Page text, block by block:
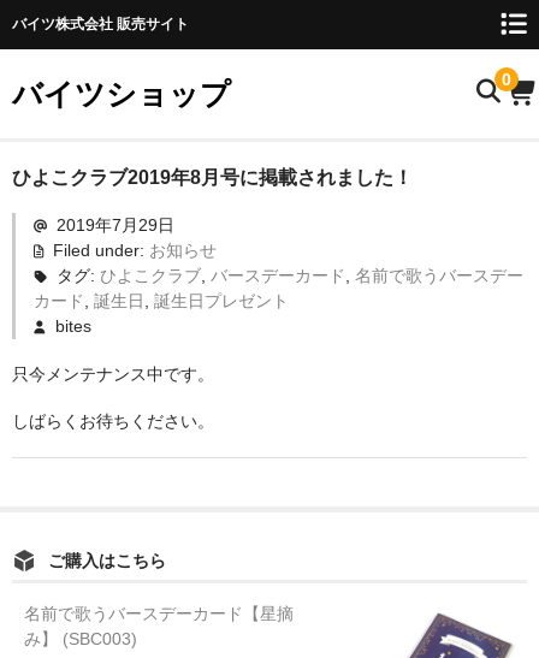
バイツ株式会社 販売サイト
バイツショップ 0
ホーム
商品について
お名前検索
お知らせ
ご利用ガイド
購入方法
ひよこクラブ2019年8月号に掲載されました！
2019年7月29日
Filed under: お知らせ
タグ: ひよこクラブ, バースデーカード
名前で歌うバースデー
カード
誕生日
誕生日プレゼント
bites
只今メンテナンス中です。
しばらくお待ちください。
ご購入はこちら
名前で歌うバースデーカード【星摘
み】 (SBC003)